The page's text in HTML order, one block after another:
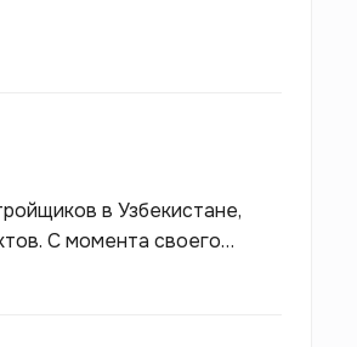
в Узбекистане,
С момента своего
жилых комплексов,